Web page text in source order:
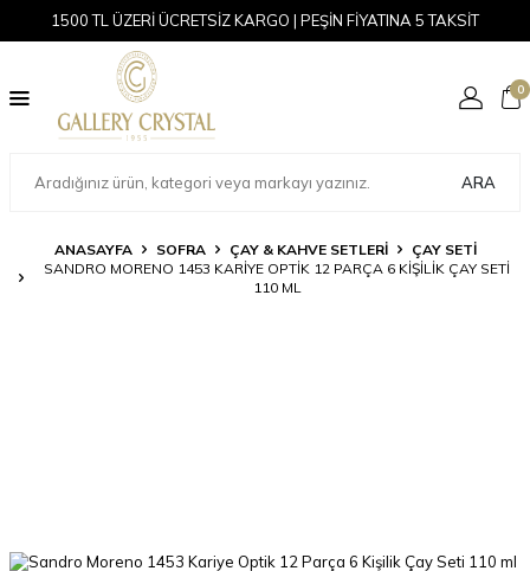
1500 TL ÜZERİ ÜCRETSİZ KARGO | PEŞİN FİYATINA 5 TAKSİT
ARA
0
ANASAYFA SOFRA ÇAY & KAHVE SETLERI
ÇAY SETI
SANDRO MORENO 1453 KARIYE OPTIK 12 PARÇA 6 KIŞILIK ÇAY SETI
110 ML